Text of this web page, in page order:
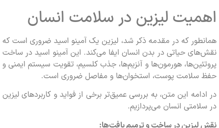
لیزین در سلامت انسان
که در مقدمه ذکر شد، لیزین یک آمینو اسید ضروری است که
حیاتی در بدن انسان ایفا می‌کند. این آمینو اسید در ساخت
هورمون‌ها و آنزیم‌ها، جذب کلسیم، تقویت سیستم ایمنی و
پوست، استخوان‌ها و مفاصل ضروری است.
این متن، به بررسی عمیق‌تر برخی از فواید و کاربردهای لیزین
انسان می‌پردازیم.
در ساخت و ترمیم بافت‌ها: